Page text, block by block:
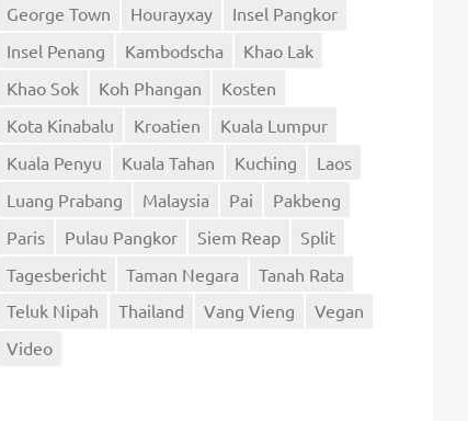
George Town
Hourayxay
Insel Pangkor
Insel Penang
Kambodscha
Khao Lak
Khao Sok
Koh Phangan
Kosten
Kota Kinabalu
Kroatien
Kuala Lumpur
Kuala Penyu
Kuala Tahan Kuching
Laos
Luang Prabang
Malaysia Pai
Pakbeng
Paris
Pulau Pangkor Siem Reap
Split
Tagesbericht
Taman Negara
Tanah Rata
Teluk Nipah
Thailand Vang Vieng
Vegan
Video